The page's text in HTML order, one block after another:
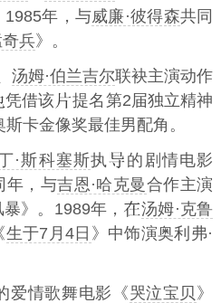
1985年，与威廉·彼得森共同
奇兵》。
汤姆·伯兰吉尔联袂主演动作
凭借该
提名第2届独立精神
卡金像奖最佳男配角。
·斯科塞斯执
的剧情电影
年，与吉恩·哈克曼合作主演
》。1989年，
汤姆·克鲁
生于7月4日 》中饰演奥利弗·
爱情歌舞电影《哭泣宝贝 》